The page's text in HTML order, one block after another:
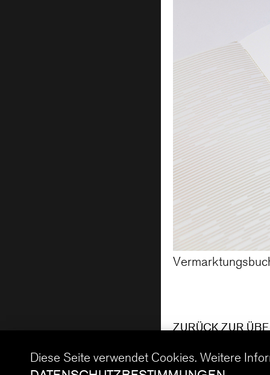
ZURÜCK ZUR
Diese Seite verwendet Cookies. Weitere